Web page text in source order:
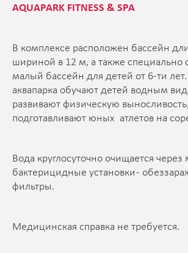
AQUAPARK FITNESS & SPA
В комплексе расположен бассейн
шириной в 12 м, а также специально
малый бассейн для детей от 6-ти
аквапарка обучают детей водным
развивают физическую выносливость,
подготавливают юных атлетов на
Вода круглосуточно очищается
бактерицидные установки -
фильтры.
Медицинская справка не требуется.